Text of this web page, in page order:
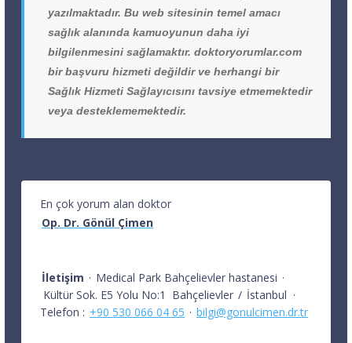
yazılmaktadır. Bu web sitesinin temel amacı
sağlık alanında kamuoyunun daha iyi
bilgilenmesini sağlamaktır. doktoryorumlar.com
bir başvuru hizmeti değildir ve herhangi bir
Sağlık Hizmeti Sağlayıcısını tavsiye etmemektedir
veya desteklememektedir.
En çok yorum alan doktor
Op. Dr. Gönül Çimen
İletişim · Medical Park Bahçelievler hastanesi ·
Kültür Sok. E5 Yolu No:1
Bahçelievler / İstanbul ·
Telefon : +90 530 066 04 65 · bilgi@gonulcimen.dr.tr